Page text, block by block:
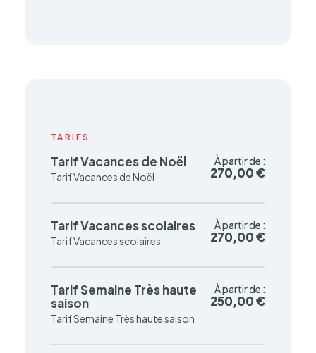
TARIFS
Tarif Vacances de Noël
Tarif Vacances de Noël
À partir de :
270,00 €
À partir de :
270,00 €
Tarif Vacances scolaires
Tarif Vacances scolaires
À partir de :
270,00 €
À partir de :
270,00 €
Tarif Semaine Très haute
saison
Tarif Semaine Très haute saison
À partir de :
250,00 €
À partir de :
250,00 €